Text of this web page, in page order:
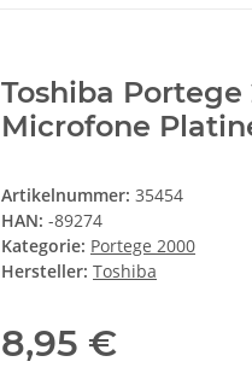
Toshiba
Microfone
Artikelnummer: 35454
HAN: -89274
Kategorie: Portege 2000
Hersteller: Toshiba
8,95 €